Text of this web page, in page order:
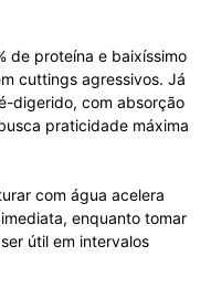
de proteína e baixíssimo
cuttings agressivos. Já
digerido, com absorção
praticidade máxima
com água acelera
enquanto tomar
útil em intervalos